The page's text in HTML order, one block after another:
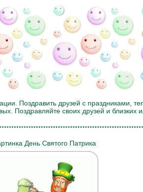
Поздравить друзей с праздниками,
Поздравляйте своих друзей и
День Святого Патрика